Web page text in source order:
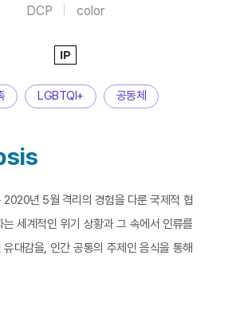
DCP color
IP
LGBTQI+ 공동체
2020년 5월 격리의 경험을 다룬 국제적 협
는 세계적인 위기 상황과 그 속에서 인류를
유대감을, 인간 공통의 주제인 음식을 통해